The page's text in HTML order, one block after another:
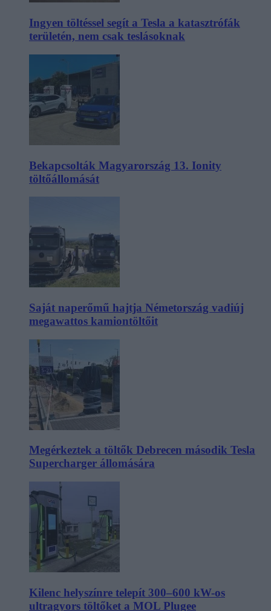
Ingyen töltéssel segít a Tesla a katasztrófák
területén, nem csak teslásoknak
Bekapcsolták Magyarország 13. Ionity
töltőállomását
Saját naperőmű hajtja Németország vadiúj
megawattos kamiontöltőit
Megérkeztek a töltők Debrecen második Tesla
Supercharger állomására
Kilenc helyszínre telepít 300–600 kW-os
ultragyors töltőket a MOL Plugee